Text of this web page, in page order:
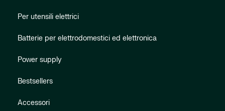
Per utensili elettrici
Batterie per elettrodomestici ed elettronica
Power supply
Bestsellers
Accessori